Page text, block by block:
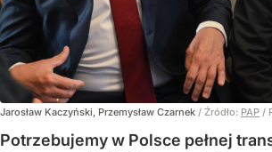
Jarosław Kaczyński, Przemysław Czarnek / Źródło: PAP /
Potrzebujemy w Polsce pełnej